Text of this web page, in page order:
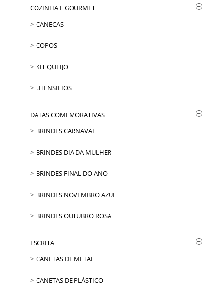
COZINHA E GOURMET
CANECAS
COPOS
KIT QUEIJO
UTENSÍLIOS
DATAS COMEMORATIVAS
BRINDES CARNAVAL
BRINDES DIA DA MULHER
BRINDES FINAL DO ANO
BRINDES NOVEMBRO AZUL
BRINDES OUTUBRO ROSA
ESCRITA
CANETAS DE METAL
CANETAS DE PLÁSTICO